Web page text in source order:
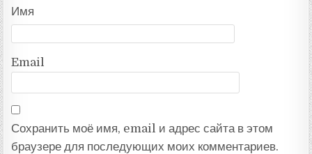
Имя
Email
Сохранить моё имя, email и адрес сайта в этом
браузере для последующих моих комментариев.